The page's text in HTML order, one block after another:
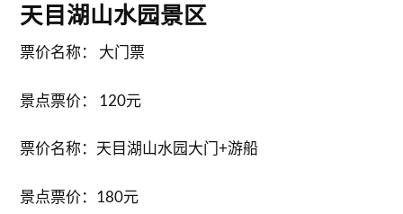
天目湖山水园景区
票价名称： 大门票
景点票价： 120元
票价名称：天目湖山水园大门+游船
景点票价：180元